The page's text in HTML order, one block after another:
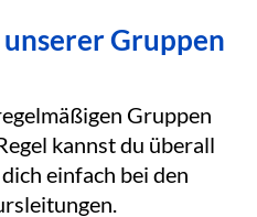
Gruppen
Gruppen
kannst du überall
einfach bei den